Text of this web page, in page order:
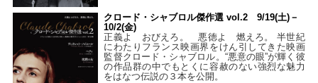
クロード・シャブロル傑作選 vol.2 9/19(土)－
10/2(金)
正義よ おびえろ。 悪徳よ 燃えろ。 半世紀
にわたりフランス映画界をけん引してきた映画
監督クロード・シャブロル。“悪意の眼”が輝く彼
の作品群の中でもとくに容赦のない強烈な魅力
をはなつ伝説の３本を公開。